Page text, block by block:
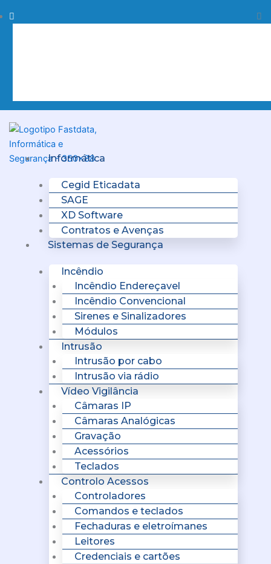
to
Procurar
Informática
Cegid Eticadata
SAGE
XD Software
Contratos e Avenças
Sistemas de Segurança
Incêndio
Incêndio Endereçavel
Incêndio Convencional
Sirenes e Sinalizadores
Módulos
Intrusão
Intrusão por cabo
Intrusão via rádio
Vídeo Vigilância
Câmaras IP
Câmaras Analógicas
Gravação
Acessórios
Teclados
Controlo Acessos
Controladores
Comandos e teclados
Fechaduras e eletroímanes
Leitores
Credenciais e cartões
Menu